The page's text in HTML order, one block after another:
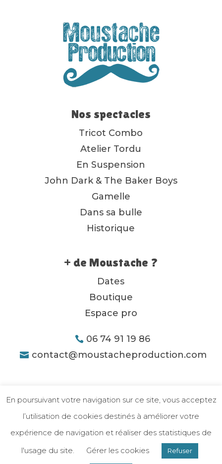
Nos spectacles
Tricot Combo
Atelier Tordu
En Suspension
John Dark & The Baker Boys
Gamelle
Dans sa bulle
Historique
+ de Moustache ?
Dates
Boutique
Espace pro
06 74 91 19 86
contact@moustacheproduction.com
Mentions légales -Politique de confidentialité
En poursuivant votre navigation sur ce site, vous acceptez
l’utilisation de cookies destinés à améliorer votre
expérience de navigation et réaliser des statistiques de
l'usage du site.
Gérer les cookies Refuser